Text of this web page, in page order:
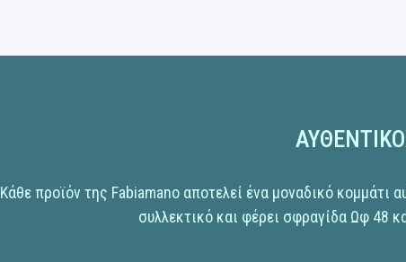
Κάθε προϊόν της Fabiamano αποτελεί ένα μοναδικό κομμάτι
συλλεκτικό και φέρει σφραγίδα Ωφ 48